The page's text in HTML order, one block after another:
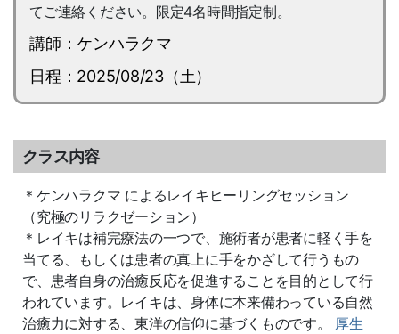
てご連絡ください。限定4名時間指定制。
講師：ケンハラクマ
日程：2025/08/23（土）
クラス内容
＊ケンハラクマ によるレイキヒーリングセッション
（究極のリラクゼーション）
＊レイキは補完療法の一つで、施術者が患者に軽く手を
当てる、もしくは患者の真上に手をかざして行うもの
で、患者自身の治癒反応を促進することを目的として行
われています。レイキは、身体に本来備わっている自然
治癒力に対する、東洋の信仰に基づくものです。 厚生